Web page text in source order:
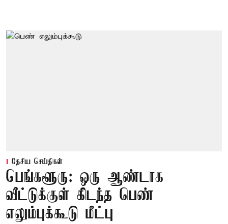
தேசிய செய்திகள்
பெங்களூரு: ஒரு ஆண்டாக
வீட்டுக்குள் கிடந்த பெண்
எலும்புக்கூடு மீட்பு